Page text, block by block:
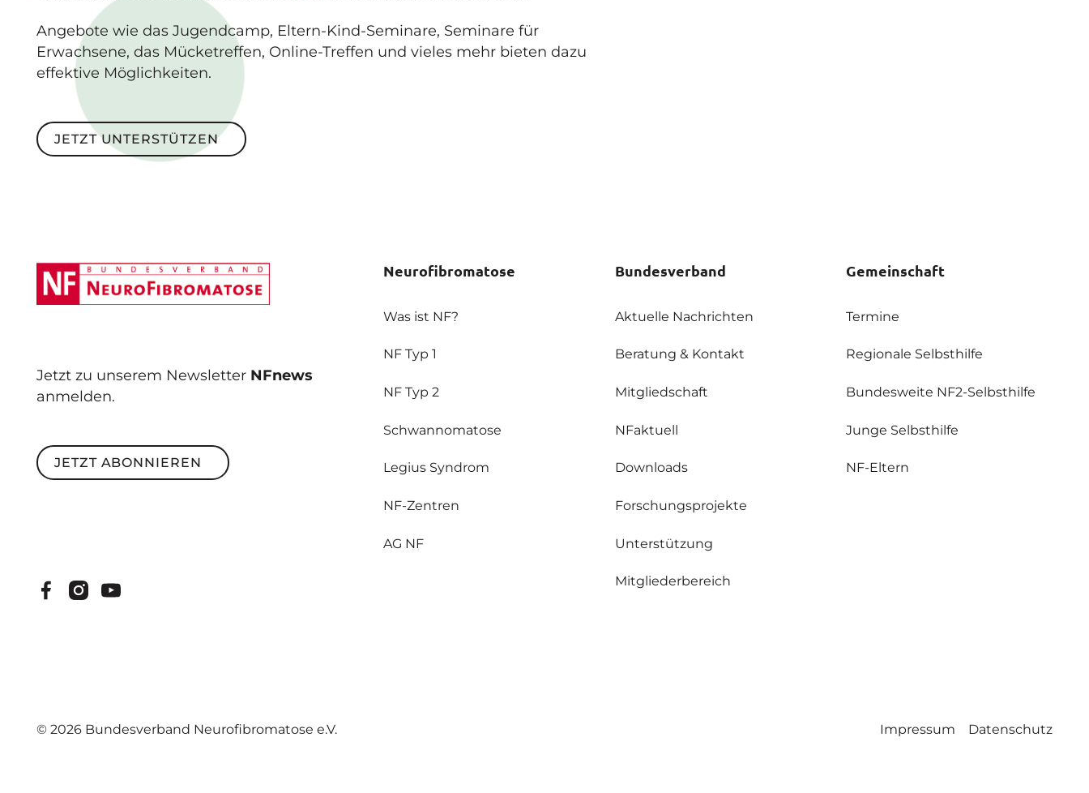
Angebote wie das Jugendcamp, Eltern-Kind-Seminare, Seminare für
Erwachsene, das Mücketreffen, Online-Treffen und vieles mehr bieten dazu
effektive Möglichkeiten.
Jetzt unterstützen
JETZT UNTERSTÜTZEN
Jetzt zu unserem Newsletter NFnews
anmelden.
Jetzt abonnieren
JETZT ABONNIEREN
Neurofibromatose
Was ist NF?
NF Typ 1
NF Typ 2
Schwannomatose
Legius Syndrom
NF-Zentren
AG NF
Bundesverband
Aktuelle Nachrichten
Beratung & Kontakt
Mitgliedschaft
NFaktuell
Downloads
Forschungsprojekte
Unterstützung
Mitgliederbereich
Gemeinschaft
Termine
Regionale Selbsthilfe
Bundesweite NF2-Selbsthilfe
Junge Selbsthilfe
NF-Eltern
©2026 Bundesverband Neurofibromatose e.V. Impressum Datenschutz